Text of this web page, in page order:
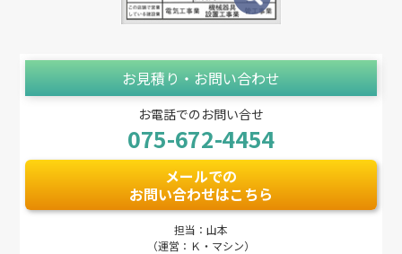
お見積り・お問い合わせ
お電話でのお問い合せ
075-672-4454
メールでの
お問い合わせはこちら
担当：山本
（運営：Ｋ・マシン）